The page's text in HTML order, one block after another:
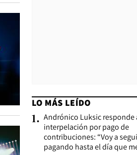
LO MÁS LEÍDO
1. Andrónico Luksic responde
interpelación por pago de
contribuciones: “Voy a
pagando hasta el día que